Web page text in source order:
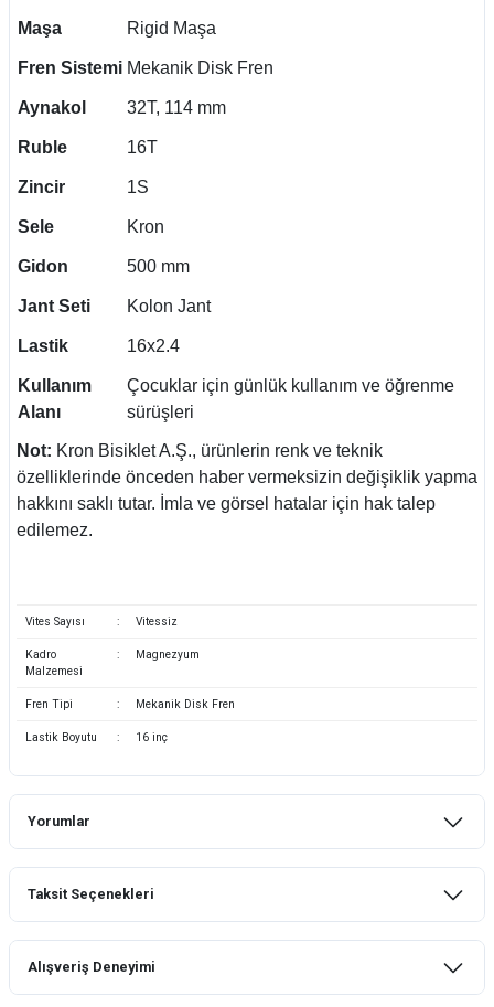
Maşa Rigid Maşa
Fren Sistemi Mekanik Disk Fren
Aynakol 32T, 114 mm
Ruble 16T
Zincir 1S
Sele Kron
Gidon 500 mm
Jant Seti Kolon Jant
Lastik 16x2.4
Kullanım
Alanı
Çocuklar için günlük kullanım ve öğrenme
sürüşleri
Not: Kron Bisiklet A.Ş., ürünlerin renk ve teknik
özelliklerinde önceden haber vermeksizin değişiklik yapma
hakkını saklı tutar. İmla ve görsel hatalar için hak talep
edilemez.
Vites Sayısı : Vitessiz
Kadro
Malzemesi
: Magnezyum
Fren Tipi : Mekanik Disk Fren
Lastik Boyutu : 16 inç
Yorumlar
Taksit Seçenekleri
Alışveriş Deneyimi